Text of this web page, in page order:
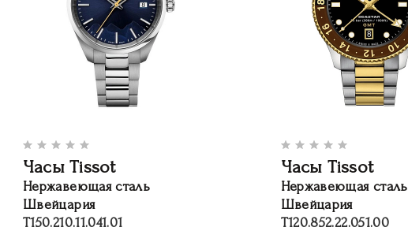
Часы Tissot
Нержавеющая сталь
Швейцария
T150.210.11.041.01
Часы Tissot
Нержавеющая сталь
Швейцария
T120.852.22.051.00